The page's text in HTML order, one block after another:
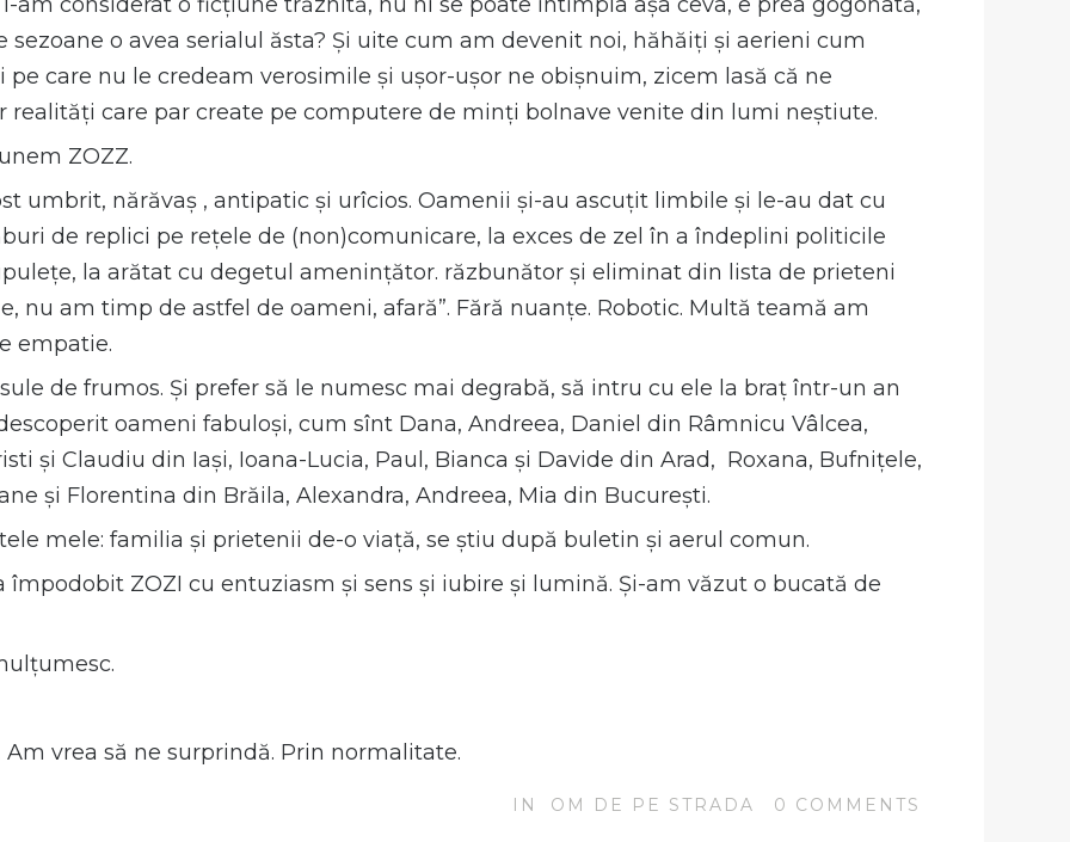
o avea serialul ăsta? Și uite cum am devenit noi, hăhăiți și aerieni cum
care nu le credeam verosimile și ușor-ușor ne obișnuim, zicem lasă că ne
realități care par create pe computere de minți bolnave venite din lumi neștiute.
ZOZZ.
umbrit, nărăvaș , antipatic și urîcios. Oamenii și-au ascuțit limbile și le-au dat cu
de replici pe rețele de (non)comunicare, la exces de zel în a îndeplini politicile
la arătat cu degetul amenințător. răzbunător și eliminat din lista de prieteni
nu am timp de astfel de oameni, afară”. Fără nuanțe. Robotic. Multă teamă am
empatie.
de frumos. Și prefer să le numesc mai degrabă, să intru cu ele la braț într-un an
oameni fabuloși, cum sînt Dana, Andreea, Daniel din Râmnicu Vâlcea,
și Claudiu din Iași, Ioana-Lucia, Paul, Bianca și Davide din Arad, Roxana, Bufnițele,
și Florentina din Brăila, Alexandra, Andreea, Mia din București.
mele: familia și prietenii de-o viață, se știu după buletin și aerul comun.
împodobit ZOZI cu entuziasm și sens și iubire și lumină. Și-am văzut o bucată de
vrea să ne surprindă. Prin normalitate.
IN OM DE PE STRADA 0 COMMENTS